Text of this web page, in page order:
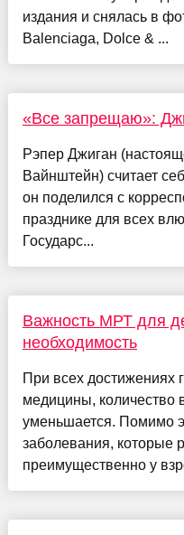
издания и снялась в
Balenciaga, Dolce & ...
«Все запрещаю»:
Рэпер Джиган
Вайнштейн) считает
он поделился с
празднике для всех
Государс...
Важность МРТ для
необходимость
При всех достижениях
медицины, количество
уменьшается. Помимо
заболевания, которые
преимущественно у